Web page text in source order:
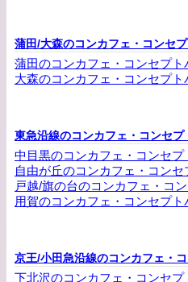
蒲田/大森のコンカフェ・コンセ
蒲田のコンカフェ・コンセプト
大森のコンカフェ・コンセプト
東急沿線のコンカフェ・コンセプ
中目黒のコンカフェ・コンセプ
自由が丘のコンカフェ・コンセ
戸越/旗の台のコンカフェ・コ
用賀のコンカフェ・コンセプト
京王/小田急沿線のコンカフェ・
下北沢のコンカフェ・コンセプ